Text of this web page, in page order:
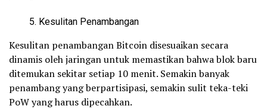
Kesulitan Penambangan
Kesulitan penambangan Bitcoin disesuaikan secara
dinamis oleh jaringan untuk memastikan bahwa blok baru
ditemukan sekitar setiap 10 menit. Semakin banyak
penambang yang berpartisipasi, semakin sulit teka-teki
PoW yang harus dipecahkan.